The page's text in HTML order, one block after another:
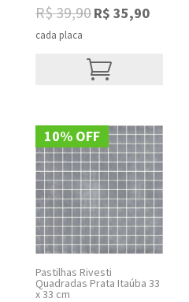
R$39,90 Original
R$ 39,90.
R$ 35,90Current
cada placa
10% OFF
Pastilhas Rivesti
Quadradas Prata Itaúba 33
x 33 cm